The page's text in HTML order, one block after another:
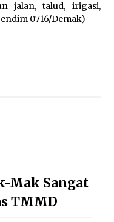
Bina Bangsa
di Desa Cempaka
Dorong
Cipta Musik di Era
jalan, talud, irigasi,
0716/Demak)
Mak Sangat
TMMD